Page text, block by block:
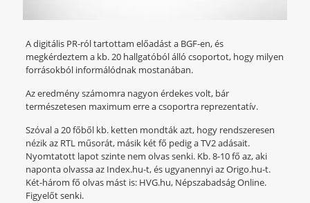
A digitális PR-ról tartottam előadást a BGF-en, és
megkérdeztem a kb. 20 hallgatóból álló csoportot, hogy milyen
forrásokból informálódnak mostanában.
Az eredmény számomra nagyon érdekes volt, bár
természetesen maximum erre a csoportra reprezentatív.
Szóval a 20 főből kb. ketten mondták azt, hogy rendszeresen
nézik az RTL műsorát, másik két fő pedig a TV2 adásait.
Nyomtatott lapot szinte nem olvas senki. Kb. 8-10 fő az, aki
naponta olvassa az Index.hu-t, és ugyanennyi az Origo.hu-t.
Két-három fő olvas mást is: HVG.hu, Népszabadság Online.
Figyelőt senki.